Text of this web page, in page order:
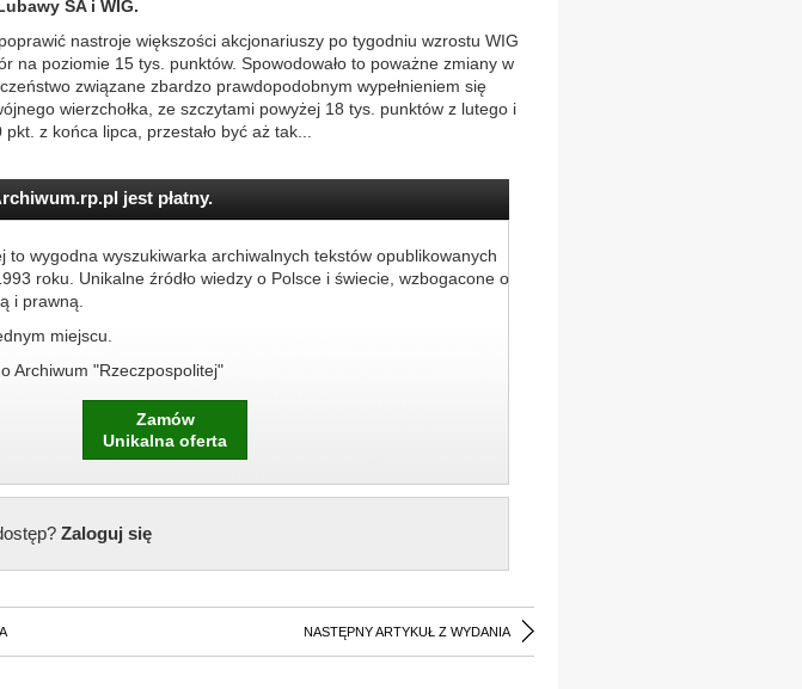
SA i WIG.
nastroje większości akcjonariuszy po tygodniu wzrostu WIG
na poziomie 15 tys. punktów. Spowodowało to poważne zmiany w
związane zbardzo prawdopodobnym wypełnieniem się
wierzchołka, ze szczytami powyżej 18 tys. punktów z lutego i
z końca lipca, przestało być aż tak...
jest płatny.
to wygodna wyszukiwarka archiwalnych tekstów opublikowanych
roku. Unikalne źródło wiedzy o Polsce i świecie, wzbogacone o
i prawną.
miejscu.
Archiwum "Rzeczpospolitej"
Zamów
Unikalna oferta
Zaloguj się
NASTĘPNY ARTYKUŁ Z WYDANIA